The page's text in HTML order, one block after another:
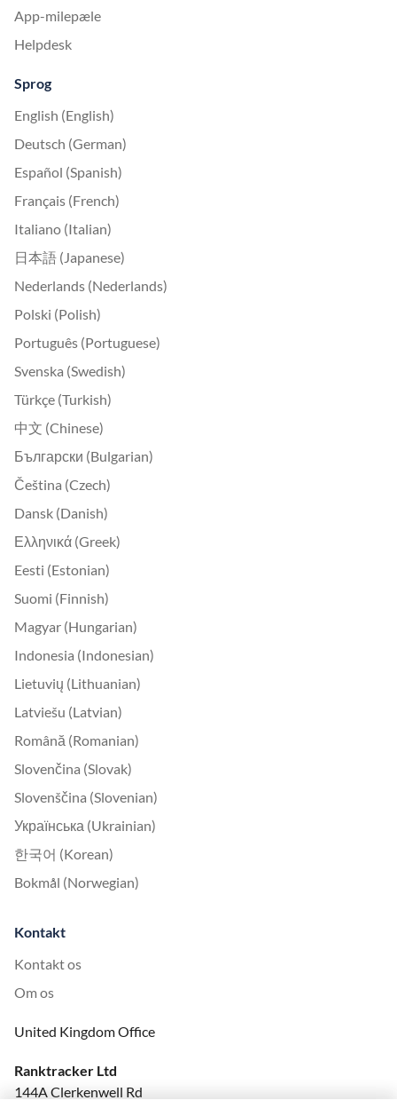
App-milepæle
Helpdesk
Sprog
English (English)
Deutsch (German)
Español (Spanish)
Français (French)
Italiano (Italian)
日本語 (Japanese)
Nederlands (Nederlands)
Polski (Polish)
Português (Portuguese)
Svenska (Swedish)
Türkçe (Turkish)
中文 (Chinese)
Български (Bulgarian)
Čeština (Czech)
Dansk (Danish)
Ελληνικά (Greek)
Eesti (Estonian)
Suomi (Finnish)
Magyar (Hungarian)
Indonesia (Indonesian)
Lietuvių (Lithuanian)
Latviešu (Latvian)
Română (Romanian)
Slovenčina (Slovak)
Slovenščina (Slovenian)
Українська (Ukrainian)
한국어 (Korean)
Bokmål (Norwegian)
Kontakt
Kontakt os
Om os
United Kingdom Office
Ranktracker Ltd
144A Clerkenwell Rd